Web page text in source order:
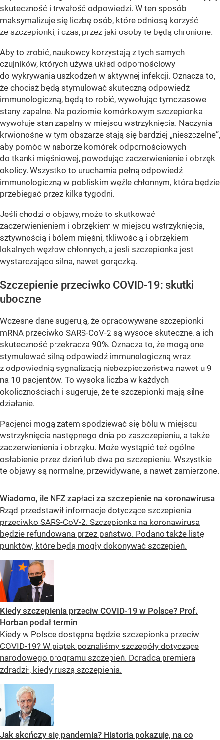
skuteczność i trwałość odpowiedzi. W ten sposób
maksymalizuje się liczbę osób, które odniosą korzyść
ze szczepionki, i czas, przez jaki osoby te będą chronione.
Aby to zrobić, naukowcy korzystają z tych samych
czujników, których używa układ odpornościowy
do wykrywania uszkodzeń w aktywnej infekcji. Oznacza to,
że chociaż będą stymulować skuteczną odpowiedź
immunologiczną, będą to robić, wywołując tymczasowe
stany zapalne. Na poziomie komórkowym szczepionka
wywołuje stan zapalny w miejscu wstrzyknięcia. Naczynia
krwionośne w tym obszarze stają się bardziej „nieszczelne”,
aby pomóc w naborze komórek odpornościowych
do tkanki mięśniowej, powodując zaczerwienienie i obrzęk
okolicy. Wszystko to uruchamia pełną odpowiedź
immunologiczną w pobliskim węźle chłonnym, która będzie
przebiegać przez kilka tygodni.
Jeśli chodzi o objawy, może to skutkować
zaczerwienieniem i obrzękiem w miejscu wstrzyknięcia,
sztywnością i bólem mięśni, tkliwością i obrzękiem
lokalnych węzłów chłonnych, a jeśli szczepionka jest
wystarczająco silna, nawet gorączką.
Szczepienie przeciwko COVID-19: skutki
uboczne
Wczesne dane sugerują, że opracowywane szczepionki
mRNA przeciwko SARS-CoV-2 są wysoce skuteczne, a ich
skuteczność przekracza 90%. Oznacza to, że mogą one
stymulować silną odpowiedź immunologiczną wraz
z odpowiednią sygnalizacją niebezpieczeństwa nawet u 9
na 10 pacjentów. To wysoka liczba w każdych
okolicznościach i sugeruje, że te szczepionki mają silne
działanie.
Pacjenci mogą zatem spodziewać się bólu w miejscu
wstrzyknięcia następnego dnia po zaszczepieniu, a także
zaczerwienienia i obrzęku. Może wystąpić też ogólne
osłabienie przez dzień lub dwa po szczepieniu. Wszystkie
te objawy są normalne, przewidywane, a nawet zamierzone.
Wiadomo, ile NFZ zapłaci za szczepienie na koronawirusa
Rząd przedstawił informacje dotyczące szczepienia
przeciwko SARS-CoV-2. Szczepionka na koronawirusa
będzie refundowana przez państwo. Podano także listę
punktów, które będą mogły dokonywać szczepień.
Kiedy szczepienia przeciw COVID-19 w Polsce? Prof.
Horban podał termin
Kiedy w Polsce dostępna będzie szczepionka przeciw
COVID-19? W piątek poznaliśmy szczegóły dotyczące
narodowego programu szczepień. Doradca premiera
zdradził, kiedy ruszą szczepienia.
Jak skończy się pandemia? Historia pokazuje, na co